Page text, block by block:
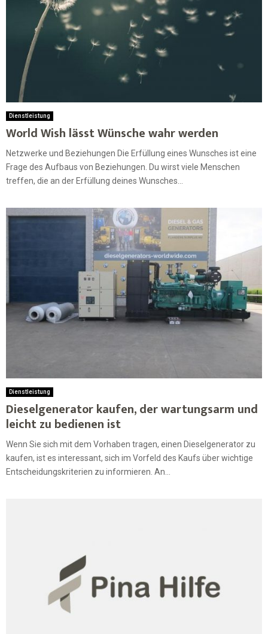
Dienstleistung
World Wish lässt Wünsche wahr werden
Netzwerke und Beziehungen Die Erfüllung eines Wunsches ist eine
Frage des Aufbaus von Beziehungen. Du wirst viele Menschen
treffen, die an der Erfüllung deines Wunsches...
Dienstleistung
Dieselgenerator kaufen, der wartungsarm und
leicht zu bedienen ist
Wenn Sie sich mit dem Vorhaben tragen, einen Dieselgenerator zu
kaufen, ist es interessant, sich im Vorfeld des Kaufs über wichtige
Entscheidungskriterien zu informieren. An...